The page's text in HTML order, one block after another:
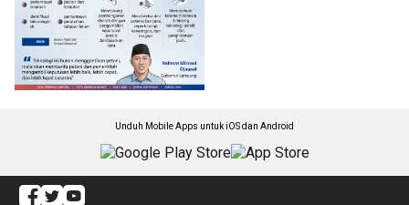
Unduh Mobile Apps untuk iOS dan Android